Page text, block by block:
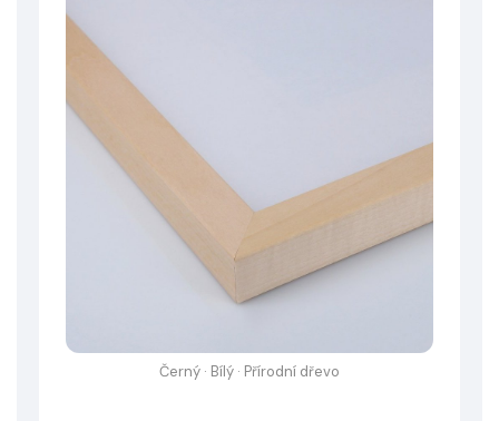
Černý · Bílý · Přírodní dřevo